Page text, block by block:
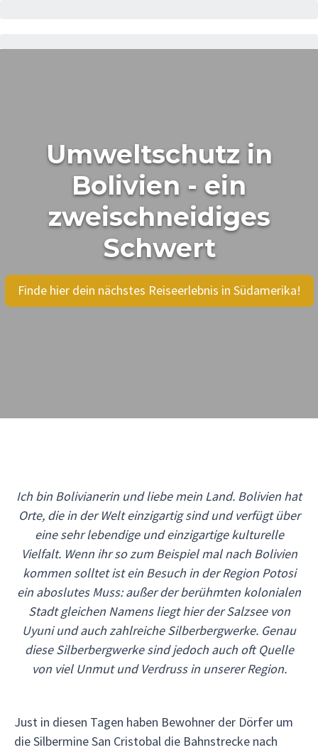
Umweltschutz in
Bolivien - ein
zweischneidiges
Schwert
Finde hier dein nächstes Reiseerlebnis in Südamerika!
Ich bin Bolivianerin und liebe mein Land. Bolivien hat
Orte, die in der Welt einzigartig sind und verfügt über
eine sehr lebendige und einzigartige kulturelle
Vielfalt. Wenn ihr so zum Beispiel mal nach Bolivien
kommen solltet ist ein Besuch in der Region Potosi
ein aboslutes Muss: außer der berühmten kolonialen
Stadt gleichen Namens liegt hier der Salzsee von
Uyuni und auch zahlreiche Silberbergwerke. Genau
diese Silberbergwerke sind jedoch auch oft Quelle
von viel Unmut und Verdruss in unserer Region.
Just in diesen Tagen haben Bewohner der Dörfer um
die Silbermine San Cristobal die Bahnstrecke nach